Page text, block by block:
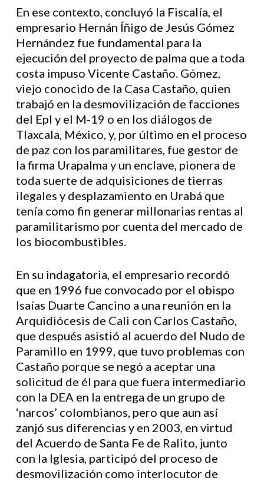
En ese contexto, concluyó la Fiscalía, el
empresario Hernán Íñigo de Jesús Gómez
Hernández fue fundamental para la
ejecución del proyecto de palma que a toda
costa impuso Vicente Castaño. Gómez,
viejo conocido de la Casa Castaño, quien
trabajó en la desmovilización de facciones
del Epl y el M-19 o en los diálogos de
Tlaxcala, México, y, por último en el proceso
de paz con los paramilitares, fue gestor de
la firma Urapalma y un enclave, pionera de
toda suerte de adquisiciones de tierras
ilegales y desplazamiento en Urabá que
tenía como fin generar millonarias rentas al
paramilitarismo por cuenta del mercado de
los biocombustibles.
En su indagatoria, el empresario recordó
que en 1996 fue convocado por el obispo
Isaías Duarte Cancino a una reunión en la
Arquidiócesis de Cali con Carlos Castaño,
que después asistió al acuerdo del Nudo de
Paramillo en 1999, que tuvo problemas con
Castaño porque se negó a aceptar una
solicitud de él para que fuera intermediario
con la DEA en la entrega de un grupo de
‘narcos’ colombianos, pero que aun así
zanjó sus diferencias y en 2003, en virtud
del Acuerdo de Santa Fe de Ralito, junto
con la Iglesia, participó del proceso de
desmovilización como interlocutor de